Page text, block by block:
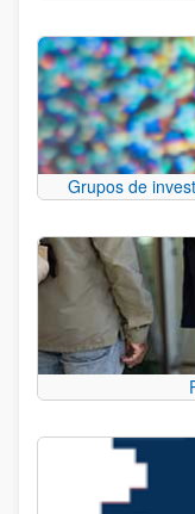
Grupos de